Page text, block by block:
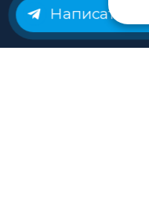
Написать нам